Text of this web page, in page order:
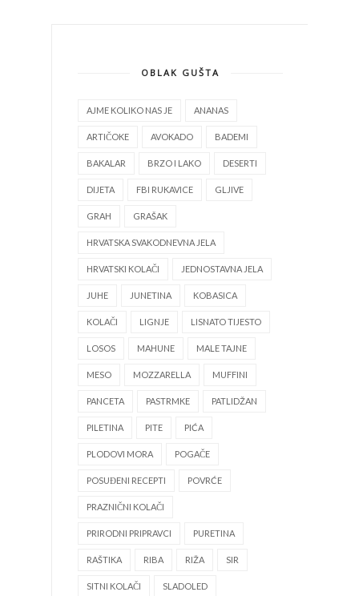
OBLAK GUŠTA
AJME KOLIKO NAS JE ANANAS
ARTIČOKE AVOKADO BADEMI
BAKALAR BRZO I LAKO DESERTI
DIJETA FBI RUKAVICE GLJIVE
GRAH GRAŠAK
HRVATSKA SVAKODNEVNA JELA
HRVATSKI KOLAČI JEDNOSTAVNA JELA
JUHE JUNETINA KOBASICA
KOLAČI LIGNJE LISNATO TIJESTO
LOSOS MAHUNE MALE TAJNE
MESO MOZZARELLA MUFFINI
PANCETA PASTRMKE PATLIDŽAN
PILETINA PITE PIĆA
PLODOVI MORA POGAČE
POSUĐENI RECEPTI POVRĆE
PRAZNIČNI KOLAČI
PRIRODNI PRIPRAVCI PURETINA
RAŠTIKA RIBA RIŽA SIR
SITNI KOLAČI SLADOLED